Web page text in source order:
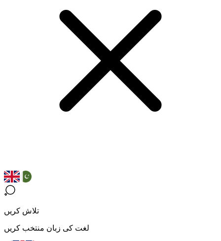
تلاش کریں
لغت کی زبان منتخب کریں